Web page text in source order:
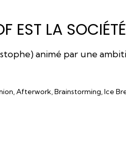
EST LA
animé par une
Afterwork, Brainstorming, Ice